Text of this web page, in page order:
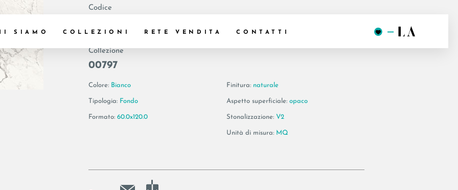
SIAMO COLLEZIONI RETE VENDITA CONTATTI
Codice
Collezione
00797
Colore: Bianco
Tipologia: Fondo
Formato: 60.0x120.0
Finitura: naturale
Aspetto superficiale: opaco
Stonalizzazione: V2
Unità di misura: MQ